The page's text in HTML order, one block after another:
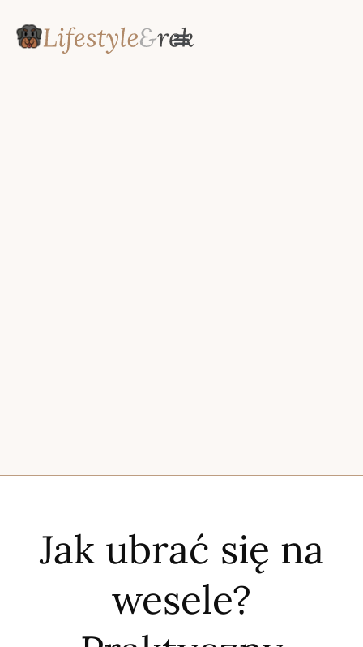
Jak ubrać się na
wesele?